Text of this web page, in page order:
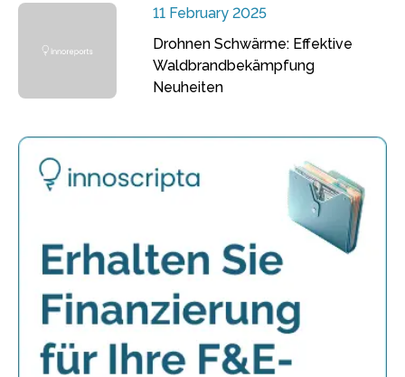
11 February 2025
Drohnen Schwärme: Effektive
Waldbrandbekämpfung
Neuheiten